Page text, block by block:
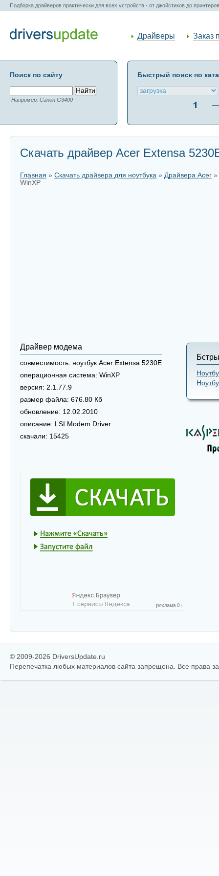
Подборка драйверов практически для всех устройств - от джойстиков до
Драйверы Заказ
Поиск по сайту
Например: Canon G3400
Быстрый поиск по
Скачать драйвер Acer Extensa
Главная » Скачать драйвера для ноутбука » Драйвера Acer »
WinXP
Драйвер модема
совместимость: ноутбук Acer Extensa 5230E
операционная система: WinXP
версия: 2.1.77.9
размер файла: 676.80 Кб
обновление: 12.02.2010
описание: LSI Modem Driver
скачали: 15425
© 2009-2026 DriversUpdate.ru
Перепечатка любых материалов сайта запрещена. Все права